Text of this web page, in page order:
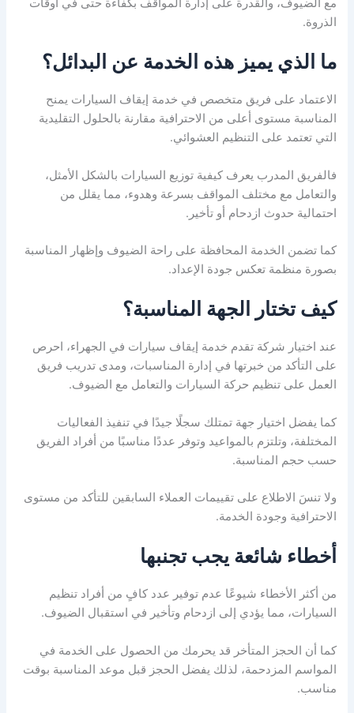
مع الضيوف، والقدرة على إدارة المواقف بكفاءة حتى في أوقات
الذروة.
ما الذي يميز هذه الخدمة عن البدائل؟
الاعتماد على فريق متخصص في خدمة إيقاف السيارات يمنح
المناسبة مستوى أعلى من الاحترافية مقارنة بالحلول التقليدية
التي تعتمد على التنظيم العشوائي.
فالفريق المدرب يعرف كيفية توزيع السيارات بالشكل الأمثل،
والتعامل مع مختلف المواقف بسرعة وهدوء، مما يقلل من
احتمالية حدوث ازدحام أو تأخير.
كما تضمن الخدمة المحافظة على راحة الضيوف وإظهار المناسبة
بصورة منظمة تعكس جودة الإعداد.
كيف تختار الجهة المناسبة؟
عند اختيار شركة تقدم خدمة إيقاف سيارات في الجهراء، احرص
على التأكد من خبرتها في إدارة المناسبات، ومدى تدريب فريق
العمل على تنظيم حركة السيارات والتعامل مع الضيوف.
كما يفضل اختيار جهة تمتلك سجلًا جيدًا في تنفيذ الفعاليات
المختلفة، وتلتزم بالمواعيد وتوفر عددًا مناسبًا من أفراد الفريق
حسب حجم المناسبة.
ولا تنسَ الاطلاع على تقييمات العملاء السابقين للتأكد من مستوى
الاحترافية وجودة الخدمة.
أخطاء شائعة يجب تجنبها
من أكثر الأخطاء شيوعًا عدم توفير عدد كافٍ من أفراد تنظيم
السيارات، مما يؤدي إلى ازدحام وتأخير في استقبال الضيوف.
كما أن الحجز المتأخر قد يحرمك من الحصول على الخدمة في
المواسم المزدحمة، لذلك يفضل الحجز قبل موعد المناسبة بوقت
مناسب.